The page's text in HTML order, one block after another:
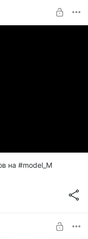
на #model_M